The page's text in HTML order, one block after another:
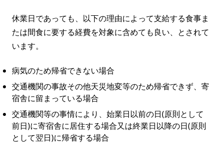
休業日であっても、以下の理由によって支給する食事ま
たは間食に要する経費を対象に含めても良い、とされて
います。
病気のため帰省できない場合
交通機関の事故その他天災地変等のため帰省できず、寄
宿舎に留まっている場合
交通機関等の事情により、始業日以前の日(原則として
前日)に寄宿舎に居住する場合又は終業日以降の日(原則
として翌日)に帰省する場合